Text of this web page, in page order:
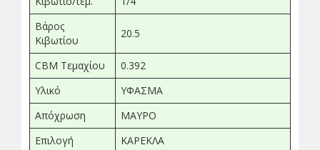
Βάρος
Κιβωτίου
20.5
CBM Τεμαχίου
0.392
Υλικό
ΥΦΑΣΜΑ
Απόχρωση
ΜΑΥΡΟ
Επιλογή
ΚΑΡΕΚΛΑ